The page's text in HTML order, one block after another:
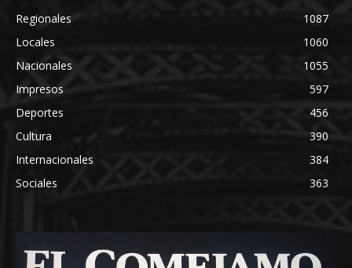
Regionales
1087
Locales
1060
Nacionales
1055
Impresos
597
Deportes
456
Cultura
390
Internacionales
384
Sociales
363